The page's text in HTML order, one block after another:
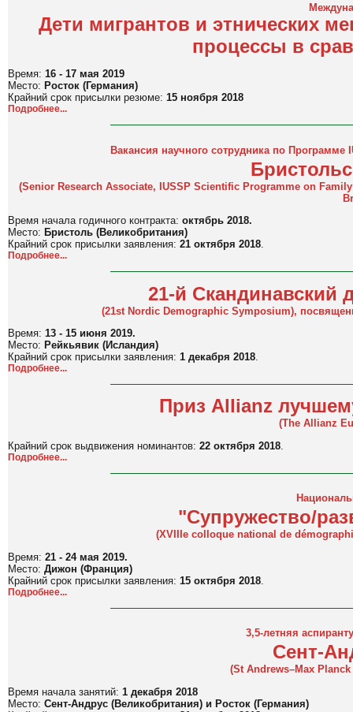
Дети мигрантов и этнических
процессы в
Время: 16 - 17 мая 2019
Место: Росток (Германия)
Крайний срок присылки резюме: 15 ноября 2018
Подробнее...
Вакансия научного сотрудника по
(Senior Research Associate, IUSSP Scientific Programme on
Время начала годичного контракта: октябрь 2018.
Место: Бристоль (Великобритания)
Крайний срок присылки заявления: 21 октября 2018
Подробнее...
21-й Скандинавский
(21st Nordic Demographic Symposium),
Время: 13 - 15 июня 2019.
Место: Рейкьявик (Исландия)
Крайний срок присылки заявления: 1 декабря 2018
Подробнее...
Приз Allianz
(The Allianz
Крайний срок выдвижения номинантов: 22 октября 2018
Подробнее...
"Супружество/
(XVIIIe colloque national de
Время: 21 - 24 мая 2019.
Место: Дижон (Франция)
Крайний срок присылки заявления: 15 октября 2018
Подробнее...
3,5-летняя
Сент-
(St Andrews–Max
Время начала занятий: 1 декабря 2018
Место: Сент-Андрус (Великобритания) и Росток (Германия)